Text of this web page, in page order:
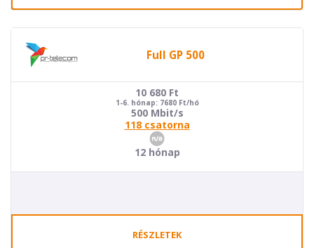
Full GP 500
10 680 Ft
1-6. hónap: 7680 Ft/hó
500 Mbit/s
118 csatorna
12 hónap
RÉSZLETEK